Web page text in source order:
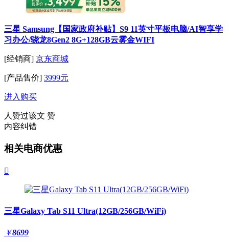
三星 Samsung【国家政府补贴】S9 11英寸平板电脑/AI智享学
习办公/骁龙8Gen2 8G+128GB云雾金WIFI
[经销商] 京东商城
[产品售价] 3999元
进入购买
人赞过该文 赞
内容纠错
相关电商优惠

三星Galaxy Tab S11 Ultra(12GB/256GB/WiFi)
￥8699